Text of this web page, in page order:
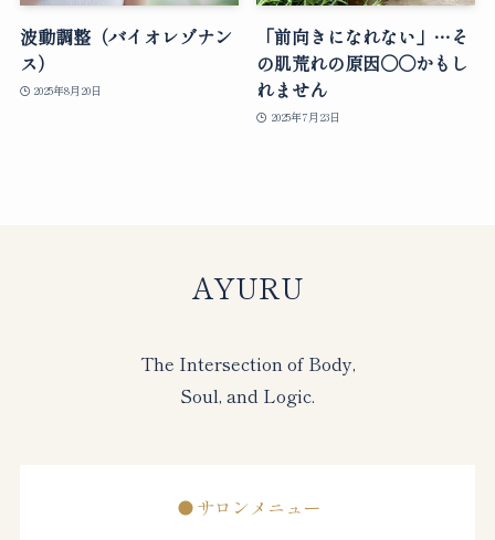
波動調整（バイオレゾナン
ス）
2025年8月20日
「前向きになれない」…そ
の肌荒れの原因○○かもし
れません
2025年7月23日
AYURU
The Intersection of Body,
Soul, and Logic.
サロンメニュー